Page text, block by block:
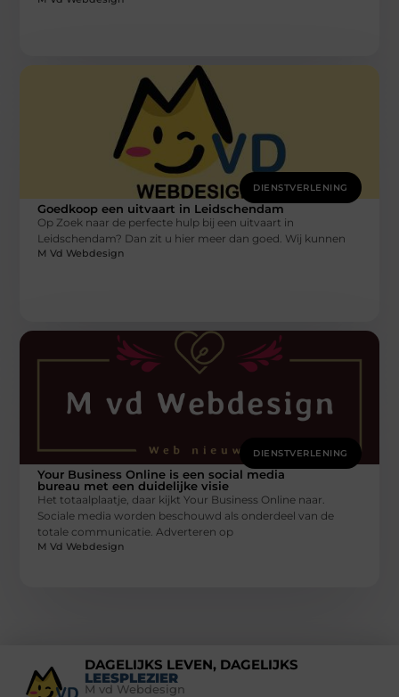
DIENSTVERLENING
Goedkoop een uitvaart in Leidschendam
Op Zoek naar de perfecte hulp bij een uitvaart in
Leidschendam? Dan zit u hier meer dan goed. Wij kunnen
M Vd Webdesign
DIENSTVERLENING
Your Business Online is een social media
bureau met een duidelijke visie
Het totaalplaatje, daar kijkt Your Business Online naar.
Sociale media worden beschouwd als onderdeel van de
totale communicatie. Adverteren op
M Vd Webdesign
DAGELIJKS LEVEN, DAGELIJKS
LEESPLEZIER
M vd Webdesign